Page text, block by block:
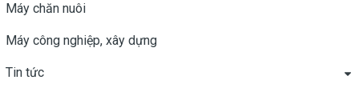
Máy chăn nuôi
Máy công nghiệp, xây dựng
Tin tức